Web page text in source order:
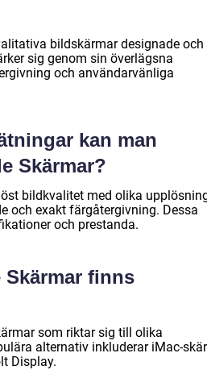
bildskärmar designade och
sig genom sin överlägsna
och användarvänliga
kan man
Skärmar?
bildkvalitet med olika
och exakt färgåtergivning. Dessa
och prestanda.
Skärmar finns
som riktar sig till olika
alternativ inkluderar iMac-
Display.